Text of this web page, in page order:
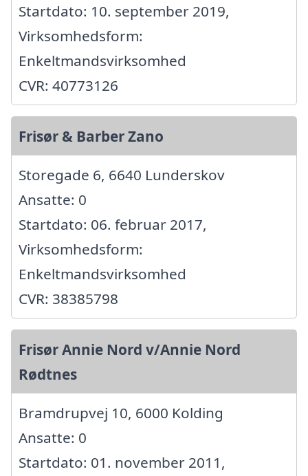
Startdato: 10. september 2019,
Virksomhedsform:
Enkeltmandsvirksomhed
CVR: 40773126
Frisør & Barber Zano
Storegade 6, 6640 Lunderskov
Ansatte: 0
Startdato: 06. februar 2017,
Virksomhedsform:
Enkeltmandsvirksomhed
CVR: 38385798
Frisør Annie Nord v/Annie Nord
Rødtnes
Bramdrupvej 10, 6000 Kolding
Ansatte: 0
Startdato: 01. november 2011,